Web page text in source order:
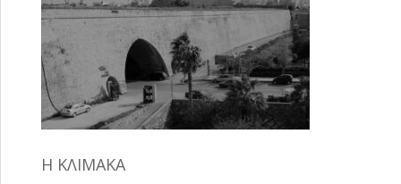
Η ΚΛΙΜΑΚΑ